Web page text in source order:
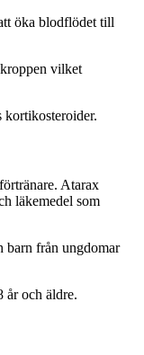
öka blodflödet till
vilket
kortikosteroider.
Atarax
läkemedel som
barn från ungdomar
år och äldre.